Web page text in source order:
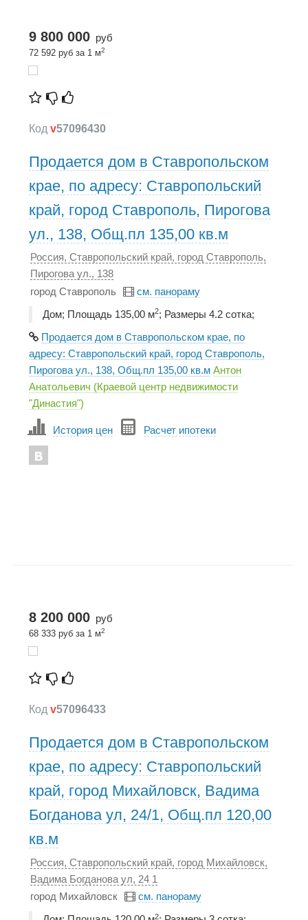
9 800 000 руб
72 592 руб за 1 м2
Код v57096430
Продается дом в Ставропольском
крае, по адресу: Ставропольский
край, город Ставрополь, Пирогова
ул., 138, Общ.пл 135,00 кв.м
Россия, Ставропольский край, город Ставрополь,
Пирогова ул., 138
город Ставрополь
см. панораму
Дом; Площадь 135,00 м2; Размеры 4.2 cотка;
Продается дом в Ставропольском крае, по
адресу: Ставропольский край, город Ставрополь,
Пирогова ул., 138, Общ.пл 135,00 кв.м Антон
Анатольевич (Краевой центр недвижимости
"Династия")
История цен Расчет ипотеки
8 200 000 руб
68 333 руб за 1 м2
Код v57096433
Продается дом в Ставропольском
крае, по адресу: Ставропольский
край, город Михайловск, Вадима
Богданова ул, 24/1, Общ.пл 120,00
кв.м
Россия, Ставропольский край, город Михайловск,
Вадима Богданова ул, 24 1
город Михайловск
см. панораму
2